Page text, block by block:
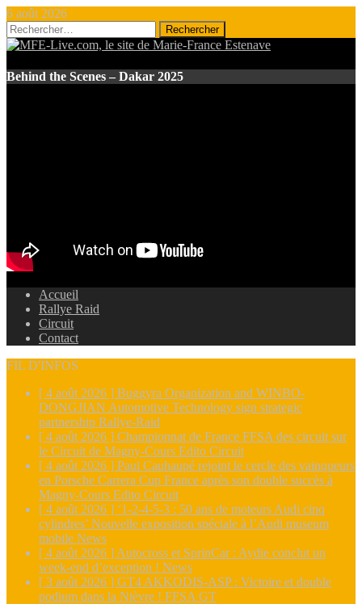
6 août 2026
Rechercher :
Behind the Scenes – Dakar 2025
Accueil
Rallye Raid
Circuit
Contact
FIL D'INFOS
[ 4 août 2026 ] Buggyra Organization and WINBO-
DONGJIAN Automotive Technology sign strategic
partnership Rallye-Raid
[ 4 août 2026 ] Championnat de France FFSA des circuit sur
le Circuit de Magny-Cours Edito Circuit
[ 4 août 2026 ] Paul Cauhaupé rejoint le cercle des vainqueurs
en Porsche Carrera Cup France après son double succès à
Magny-Cours Edito Circuit
[ 4 août 2026 ] ‘1-2-4-5-3 : 50 ans de moteurs Audi cinq
cylindres’ Nouvelle exposition spéciale à l’Audi museum
mobile News
[ 4 août 2026 ] Autocross et SprinCar : Aydie conclut un
week-end d’exception ! News
[ 3 août 2026 ] GT4 AKKODIS-ASP : Victoire et double
podium dans la Nièvre ! FFSA GT